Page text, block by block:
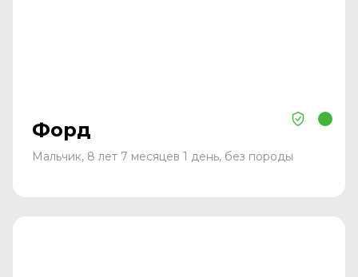
Форд
Мальчик, 8 лет 7 месяцев 1 день, без породы